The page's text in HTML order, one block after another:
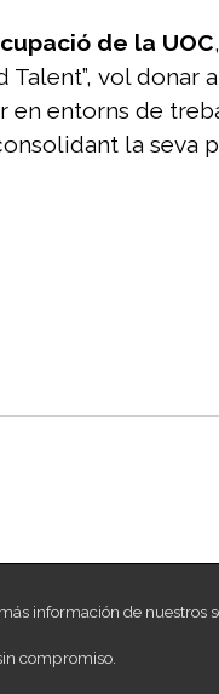
de la UOC
vol donar
en entorns de
la seva
información de nuestros
compromiso.